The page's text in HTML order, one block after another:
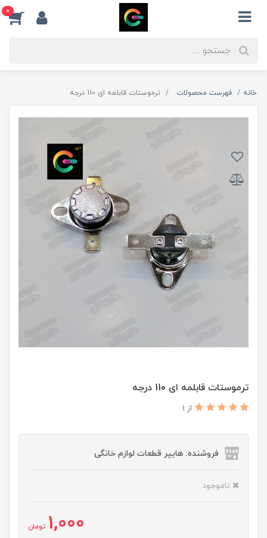
0
خانه فهرست محصولات ترموستات قابلمه ای 110 درجه
ترموستات قابلمه ای 110 درجه
از 1
فروشنده: هایپر قطعات لوازم خانگی
ناموجود
1,000 تومان